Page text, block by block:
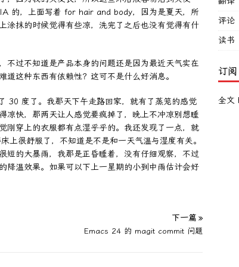
的，上面写着 for hair and body，因为是夏天，所
涂抹的时候觉得有些凉，洗完了之后也没有觉得有什
不过不知道是产品本身的问题还是因为最近天气实在
这种东西有依赖性？这可不是什么好消息。
30 度了。我那天下午走路回家，就有了蒸笼的感觉
凉快，那两天让人感觉要疯掉了，晚上不冲凉别想睡
刚穿上的衣服都有点湿乎乎的。我还发现了一点，就
上很舒服了，不知道是不是和一天气温与湿度有关。
短的大暴雨，我那是正昏睡着，没有仔细观察，不过
降温效果。如果可以下上一星期的小到中雨估计会好
下一篇 »
Emacs 24 的 magit commit 问题
评论
读书
订阅
全文